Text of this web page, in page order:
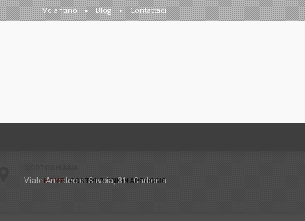
Volantino Blog Contattaci
Viale Amedeo di Savoia, 31 - Carbonia
HOME/COSTRUZIONE IN APPOGGIO